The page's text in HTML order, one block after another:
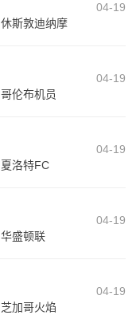
04-19
休斯敦迪纳摩
04-19
哥伦布机员
04-19
夏洛特FC
04-19
华盛顿联
04-19
芝加哥火焰